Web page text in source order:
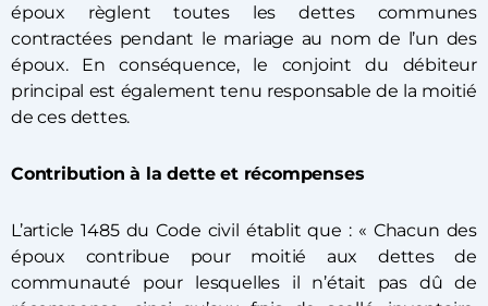
époux règlent toutes les dettes communes
contractées pendant le mariage au nom de l’un des
époux. En conséquence, le conjoint du débiteur
principal est également tenu responsable de la moitié
de ces dettes.
Contribution à la dette et récompenses
L’article 1485 du Code civil établit que : « Chacun des
époux contribue pour moitié aux dettes de
communauté pour lesquelles il n’était pas dû de